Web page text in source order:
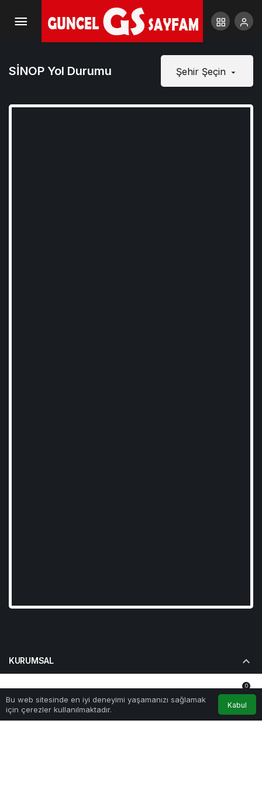
SİNOP Yol Durumu Şehir Şeçin
Bu web sitesinde en iyi deneyimi yaşamanızı sağlamak
için çerezler kullanılmaktadır.
Kabul
KURUMSAL
BAĞLANTILAR
POPÜLER SAYFALAR
Anasayfa Akış Hesabım Bildirimler
0